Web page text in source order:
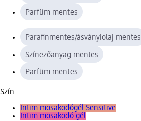
Parfüm mentes
Parafinmentes/ásványiolaj mentes
Színezőanyag mentes
Parfüm mentes
Szín
Intim mosakodógél Sensitive
Intim mosakodó gél